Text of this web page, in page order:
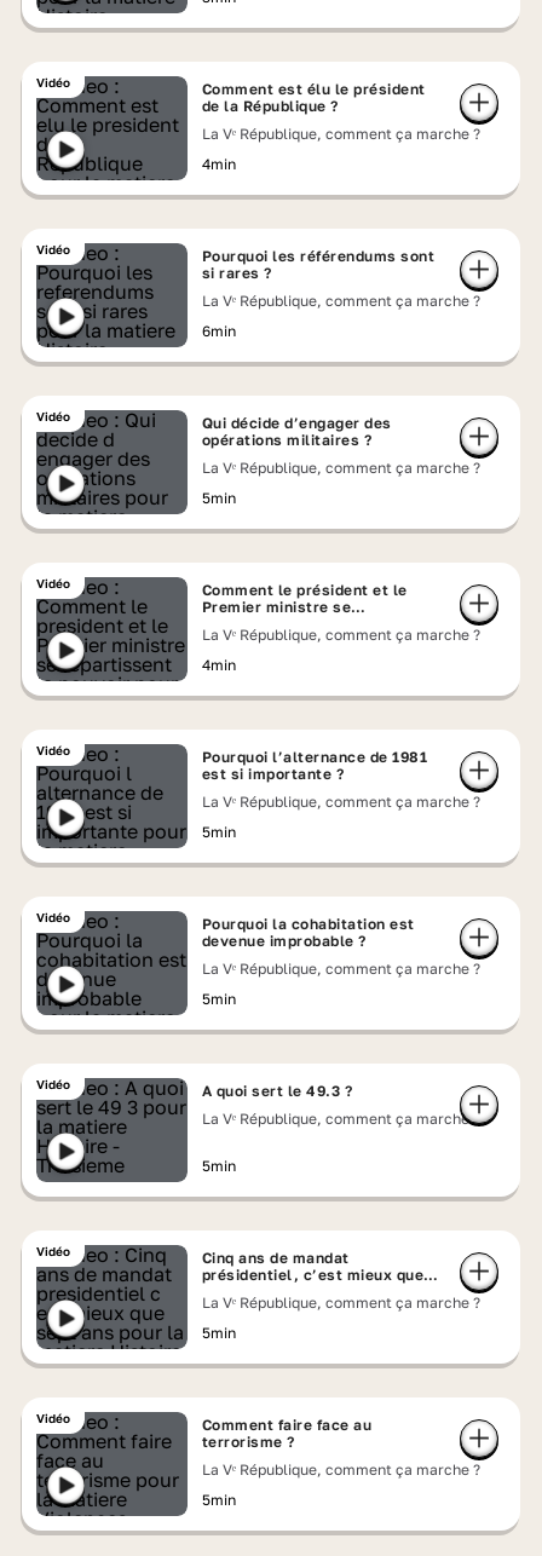
Vidéo
Comment est élu le président
de la République ?
La Vᵉ République, comment ça marche ?
4min
Vidéo
Pourquoi les référendums sont
si rares ?
La Vᵉ République, comment ça marche ?
6min
Vidéo
Qui décide d’engager des
opérations militaires ?
La Vᵉ République, comment ça marche ?
5min
Vidéo
Comment le président et le
Premier ministre se
La Vᵉ République, comment ça marche ?
4min
Vidéo
Pourquoi l’alternance de 1981
est si importante ?
La Vᵉ République, comment ça marche ?
5min
Vidéo
Pourquoi la cohabitation est
devenue improbable ?
La Vᵉ République, comment ça marche ?
5min
Vidéo
A quoi sert le 49.3 ?
La Vᵉ République, comment ça marche ?
5min
Vidéo
Cinq ans de mandat
présidentiel, c’est mieux que
La Vᵉ République, comment ça marche ?
5min
Vidéo
Comment faire face au
terrorisme ?
La Vᵉ République, comment ça marche ?
5min